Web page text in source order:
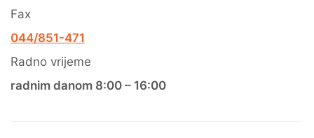
Fax
044/851-471
Radno vrijeme
radnim danom 8:00 – 16:00